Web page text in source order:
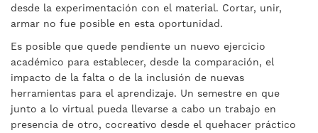
desde la experimentación con el material. Cortar, unir,
armar no fue posible en esta oportunidad.
Es posible que quede pendiente un nuevo ejercicio
académico para establecer, desde la comparación, el
impacto de la falta o de la inclusión de nuevas
herramientas para el aprendizaje. Un semestre en que
junto a lo virtual pueda llevarse a cabo un trabajo en
presencia de otro, cocreativo desde el quehacer práctico